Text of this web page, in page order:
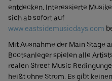
entdecken. Interessierte
sich ab sofort auf
www.eastsidemusicdays.com
Mit Ausnahme der Main Stage
Bootsanleger spielen alle
realen Street Music
heißt ohne Strom. Es gibt